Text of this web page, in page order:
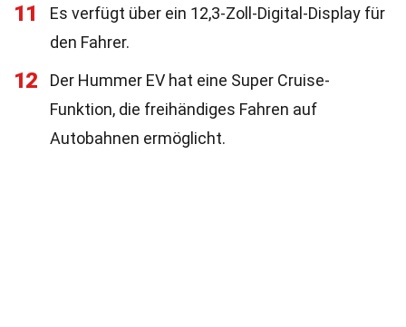
11
Es verfügt über ein 12,3-Zoll-Digital-Display für
den Fahrer.
12
Der Hummer EV hat eine Super Cruise-
Funktion, die freihändiges Fahren auf
Autobahnen ermöglicht.